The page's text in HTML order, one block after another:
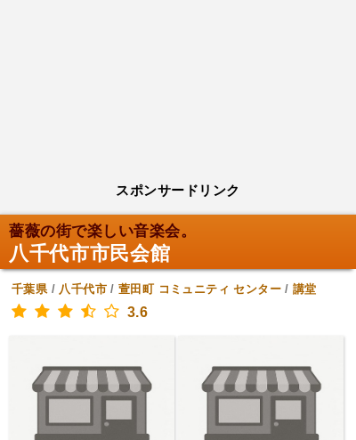
スポンサードリンク
薔薇の街で楽しい音楽会。
八千代市市民会館
千葉県/ 八千代市/萱田町 コミュニティ センター/講堂
3.6